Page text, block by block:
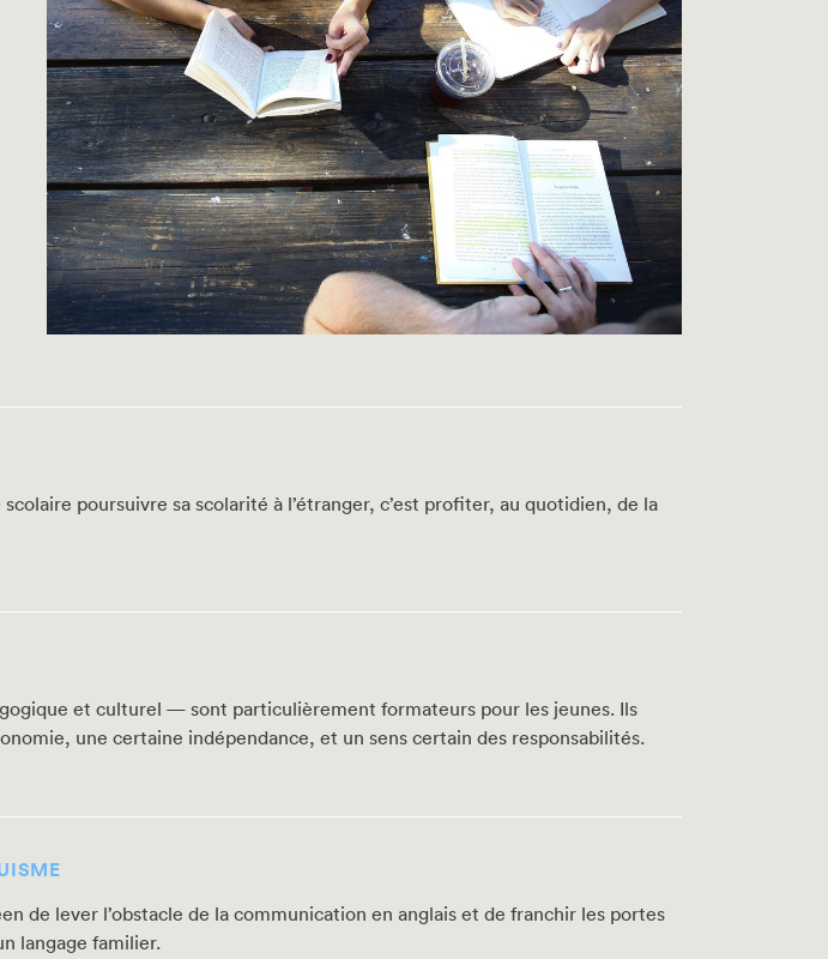
poursuivre sa scolarité à l’étranger, c’est profiter, au quotidien, de la
et culturel — sont particulièrement formateurs pour les jeunes. Ils
une certaine indépendance, et un sens certain des responsabilités.
de lever l’obstacle de la communication en anglais et de franchir les portes
langage familier.